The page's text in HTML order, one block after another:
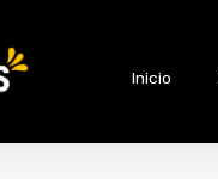
Inicio